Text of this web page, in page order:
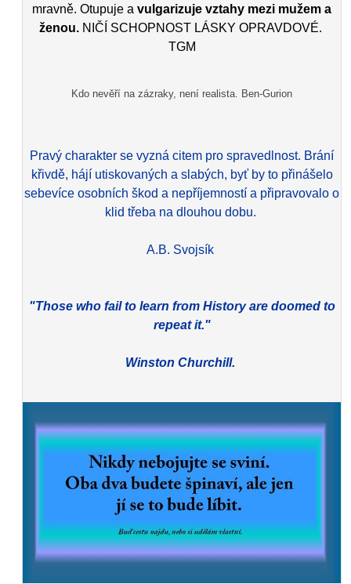
mravně. Otupuje avulgarizuje vztahy mezi mužem a
ženou. NIČÍ SCHOPNOST LÁSKY OPRAVDOVÉ.
TGM
Kdo nevěří na zázraky, není realista. Ben-Gurion
Pravý charakter se vyzná citem pro spravedlnost. Brání
křivdě, hájí utiskovaných a slabých, byť by to přinášelo
sebevíce osobních škod a nepříjemností a připravovalo o
klid třeba na dlouhou dobu.
A.B. Svojsík
"Those who fail to learn from History are doomed to
repeat it."
Winston Churchill.